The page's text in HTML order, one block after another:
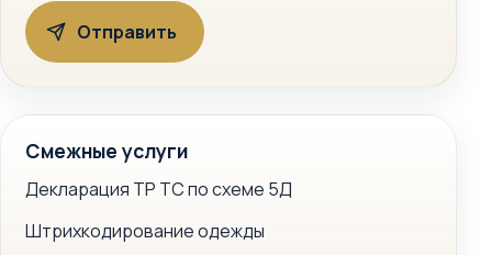
Смежные услуги
Декларация ТР ТС по схеме 5Д
Штрихкодирование одежды